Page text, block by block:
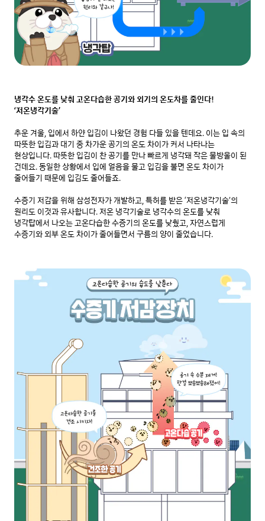
냉각수 온도를 낮춰 고온다습한 공기와 외기의 온도차를 줄인다!
‘저온냉각기술’
추운 겨울, 입에서 하얀 입김이 나왔던 경험 다들 있을 텐데요. 이는 입 속의
따뜻한 입김과 대기 중 차가운 공기의 온도 차이가 커서 나타나는
현상입니다. 따뜻한 입김이 찬 공기를 만나 빠르게 냉각돼 작은 물방울이 된
건데요. 동일한 상황에서 입에 얼음을 물고 입김을 불면 온도 차이가
줄어들기 때문에 입김도 줄어들죠.
수증기 저감을 위해 삼성전자가 개발하고, 특허를 받은 ‘저온냉각기술’의
원리도 이것과 유사합니다. 저온 냉각기술로 냉각수의 온도를 낮춰
냉각탑에서 나오는 고온다습한 수증기의 온도를 낮췄고, 자연스럽게
수증기와 외부 온도 차이가 줄어들면서 구름의 양이 줄었습니다.